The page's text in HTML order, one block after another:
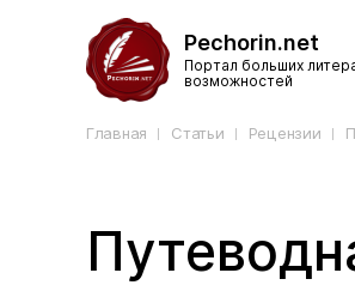
Pechorin.net
Портал больших
возможностей
Главная Статьи Рецензии